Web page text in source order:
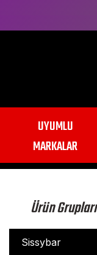
UYUMLU
MARKALAR
Ürün Grupları
Sissybar